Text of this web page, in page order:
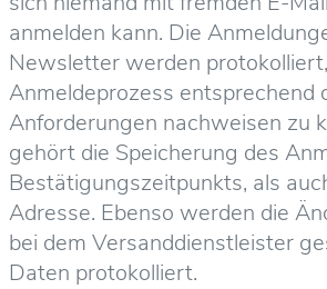
anmelden kann. Die
Newsletter werden
Anmeldeprozess entsprechend
Anforderungen nachweisen zu
gehört die Speicherung des
Bestätigungszeitpunkts, als
Adresse. Ebenso werden die
bei dem Versanddienstleister
Daten protokolliert.